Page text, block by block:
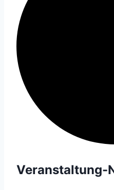
Veranstaltung-